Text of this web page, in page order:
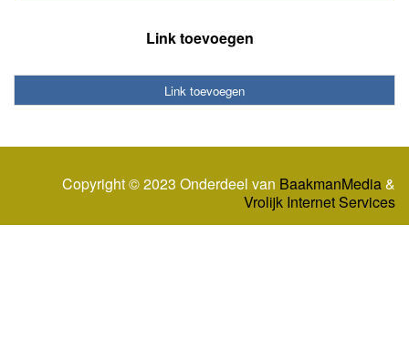
Link toevoegen
Link toevoegen
Copyright © 2023 Onderdeel van BaakmanMedia&
Vrolijk Internet Services